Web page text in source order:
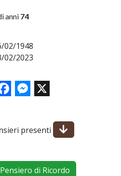
anni 74
02/1948
02/2023
FacebookMessenger
X
presenti
di Ricordo